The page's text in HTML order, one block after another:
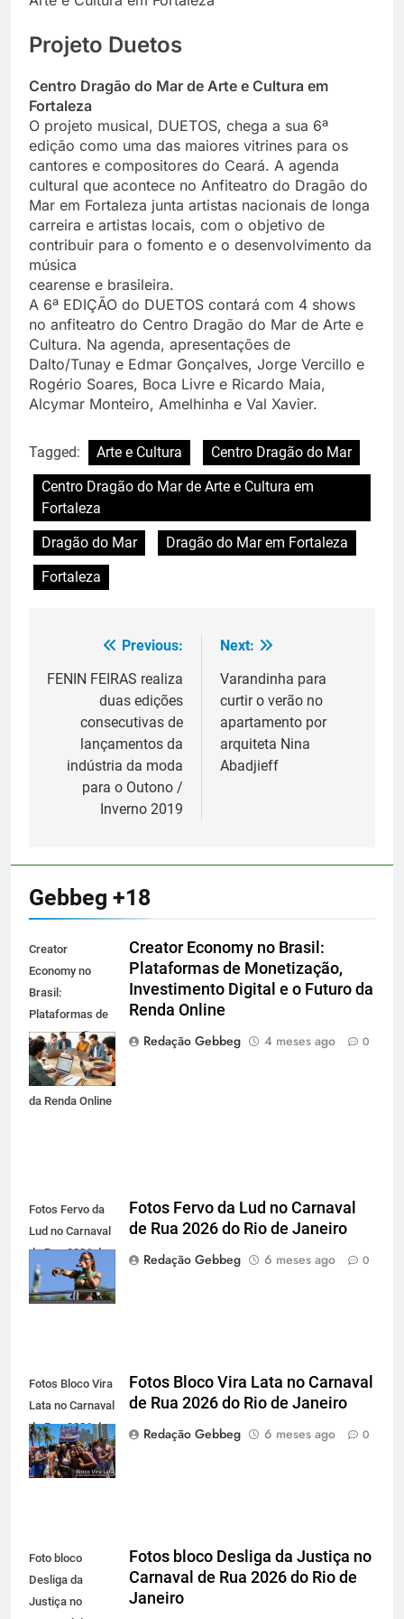
Projeto Duetos
Centro Dragão do Mar de Arte e Cultura em
Fortaleza
O projeto musical, DUETOS, chega a sua 6ª
edição como uma das maiores vitrines para os
cantores e compositores do Ceará. A agenda
cultural que acontece no Anfiteatro do Dragão do
Mar em Fortaleza junta artistas nacionais de longa
carreira e artistas locais, com o objetivo de
contribuir para o fomento e o desenvolvimento da
música
cearense e brasileira.
A 6ª EDIÇÃO do DUETOS contará com 4 shows
no anfiteatro do Centro Dragão do Mar de Arte e
Cultura. Na agenda, apresentações de
Dalto/Tunay e Edmar Gonçalves, Jorge Vercillo e
Rogério Soares, Boca Livre e Ricardo Maia,
Alcymar Monteiro, Amelhinha e Val Xavier.
Tagged: Arte e Cultura
Centro Dragão do Mar
Centro Dragão do Mar de Arte e Cultura em
Fortaleza
Dragão do Mar
Dragão do Mar em Fortaleza
Fortaleza
Navegação
de
Post
Previous:
FENIN FEIRAS realiza
duas edições
consecutivas de
lançamentos da
indústria da moda
para o Outono /
Inverno 2019
Next:
Varandinha para
curtir o verão no
apartamento por
arquiteta Nina
Abadjieff
Gebbeg +18
Creator
Economy no
Brasil:
Plataformas de
Monetização,
Investimento
Digital e o Futuro
da Renda Online
Creator Economy no Brasil:
Plataformas de Monetização,
Investimento Digital e o Futuro da
Renda Online
Redação Gebbeg
4 meses ago 0
Fotos Fervo da
Lud no Carnaval
de Rua 2026 do
Rio de Janeiro
Fotos Fervo da Lud no Carnaval
de Rua 2026 do Rio de Janeiro
Redação Gebbeg
6 meses ago 0
Fotos Bloco Vira
Lata no Carnaval
de Rua 2026 do
Rio de Janeiro
Fotos Bloco Vira Lata no Carnaval
de Rua 2026 do Rio de Janeiro
Redação Gebbeg
6 meses ago 0
Foto bloco
Desliga da
Justiça no
Fotos bloco Desliga da Justiça no
Carnaval de Rua 2026 do Rio de
Janeiro